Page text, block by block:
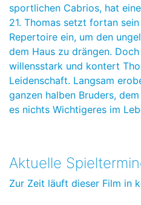
sportlichen Cabrios, hat
21. Thomas setzt fortan
Repertoire ein, um den
dem Haus zu drängen.
willensstark und kontert
Leidenschaft. Langsam
ganzen halben Bruders,
es nichts Wichtigeres im
Aktuelle
Zur Zeit läuft dieser Film in